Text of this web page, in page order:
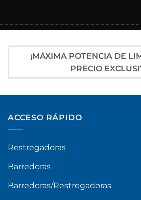
¡MÁXIMA POTENCIA DE
PRECIO
ACCESO RÁPIDO
Restregadoras
Barredoras
Barredoras/Restregadoras